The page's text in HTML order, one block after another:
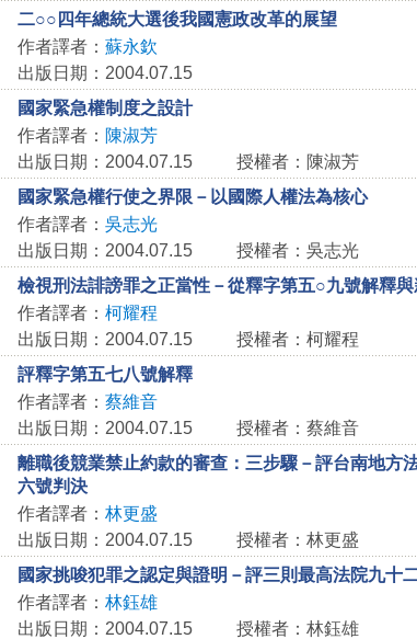
二○○四年總統大選後我國憲政改革的展望
作者譯者： 蘇永欽
出版日期：2004.07.15
國家緊急權制度之設計
作者譯者： 陳淑芳
出版日期：2004.07.15
授權者：陳淑芳
國家緊急權行使之界限－以國際人權法為核心
作者譯者： 吳志光
出版日期：2004.07.15
授權者：吳志光
檢視刑法誹謗罪之正當性－從釋字第五○九號解釋
作者譯者： 柯耀程
出版日期：2004.07.15
授權者：柯耀程
評釋字第五七八號解釋
作者譯者： 蔡維音
出版日期：2004.07.15
授權者：蔡維音
離職後競業禁止約款的審查：三步驟－評台南地方
六號判決
作者譯者： 林更盛
出版日期：2004.07.15
授權者：林更盛
國家挑唆犯罪之認定與證明－評三則最高法院九十
作者譯者： 林鈺雄
出版日期：2004.07.15
授權者：林鈺雄